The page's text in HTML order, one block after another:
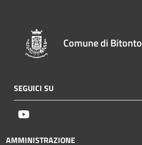
Comune di Bitonto
SEGUICI SU
AMMINISTRAZIONE